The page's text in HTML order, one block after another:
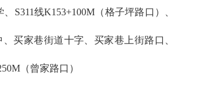
S311线K153+100M（格子坪路口）、
买家巷街道十字、买家巷上街路口、
（曾家路口）